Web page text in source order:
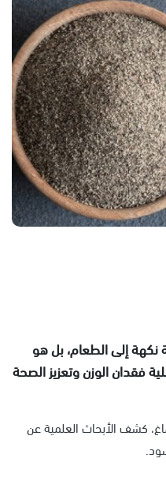
نكهة إلى الطعام، بل هو
فقدان الوزن وتعزيز الصحة
كشف الأبحاث العلمية عن